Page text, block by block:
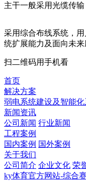
主干一般采用光缆传
采用综合布线系统，
统扩展能力及面向未
扫二维码用手机看
首页
解决方案
弱电系统建设及智能
新闻资讯
公司新闻 行业新闻
工程案例
国内案例 国外案例
关于我们
公司简介 企业文化 荣
ky体育官方网站-综合